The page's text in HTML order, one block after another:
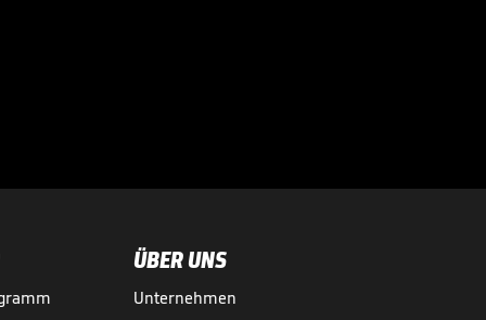
ÜBER UNS
Unternehmen